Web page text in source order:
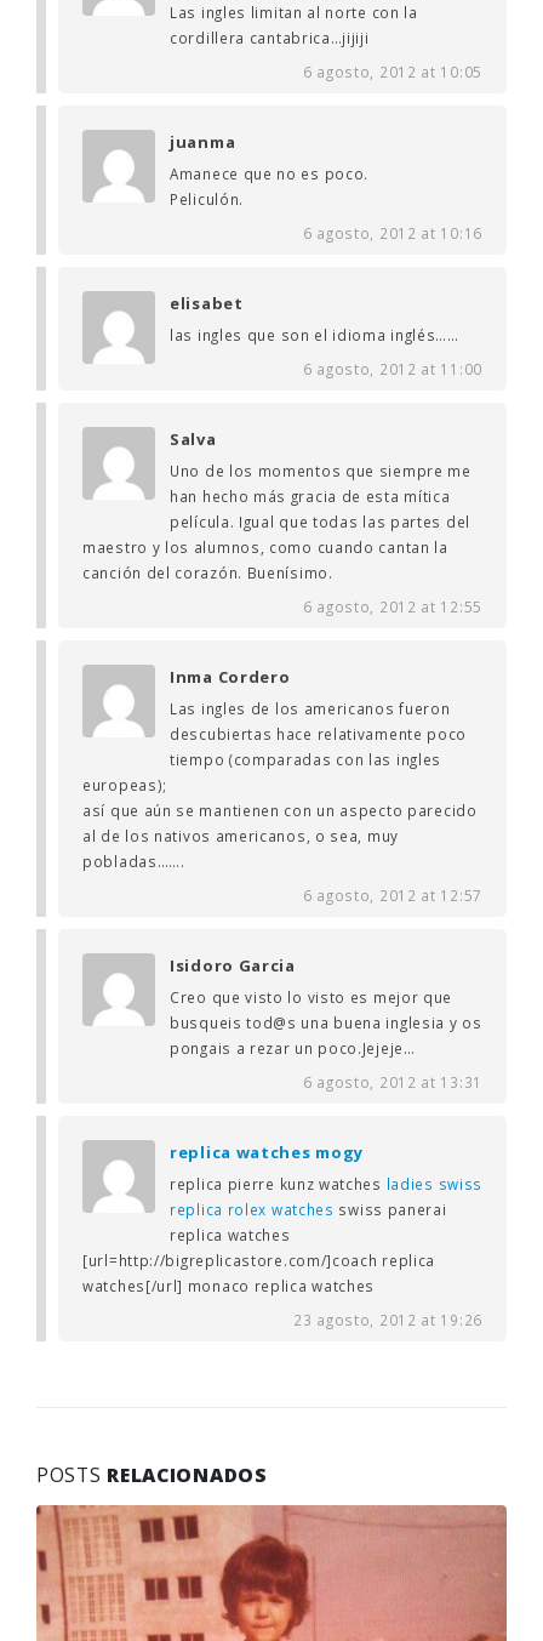
Las ingles limitan al norte con la
cordillera cantabrica…jijiji
6 agosto, 2012 at 10:05
juanma
Amanece que no es poco.
Peliculón.
6 agosto, 2012 at 10:16
elisabet
las ingles que son el idioma inglés……
6 agosto, 2012 at 11:00
Salva
Uno de los momentos que siempre me
han hecho más gracia de esta mítica
película. Igual que todas las partes del
maestro y los alumnos, como cuando cantan la
canción del corazón. Buenísimo.
6 agosto, 2012 at 12:55
Inma Cordero
Las ingles de los americanos fueron
descubiertas hace relativamente poco
tiempo (comparadas con las ingles
europeas);
así que aún se mantienen con un aspecto parecido
al de los nativos americanos, o sea, muy
pobladas…….
6 agosto, 2012 at 12:57
Isidoro Garcia
Creo que visto lo visto es mejor que
busqueis tod@s una buena inglesia y os
pongais a rezar un poco.Jejeje…
6 agosto, 2012 at 13:31
replica watches mogy
replica pierre kunz watches ladies swiss
replica rolex watches swiss panerai
replica watches
[url=http://bigreplicastore.com/]coach replica
watches[/url] monaco replica watches
23 agosto, 2012 at 19:26
POSTS RELACIONADOS